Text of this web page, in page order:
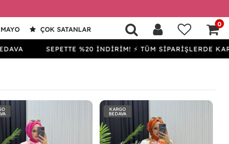
MAYO ÇOK SATANLAR
0
SEPETTE %20 İNDİRİM! ⚡ TÜM SİPARİŞLERDE KARGO
KARGO
BEDAVA